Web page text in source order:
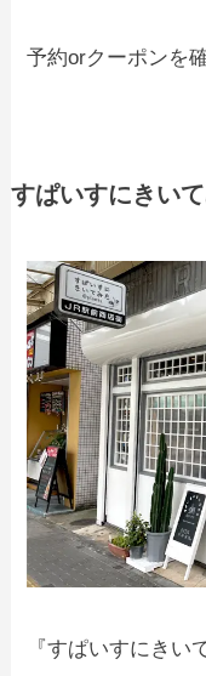
予約orクーポンを
すぱいすにきい
『すぱいすにき